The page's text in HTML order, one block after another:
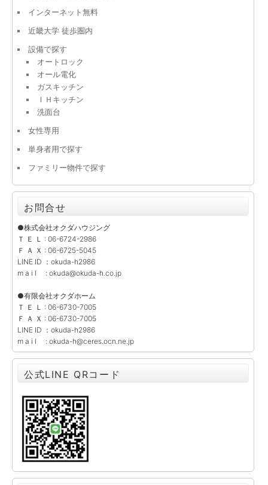
インターネット無料
近畿大学 徒歩圏内
設備で探す
オートロック
オール電化
ガスキッチン
ＩＨキッチン
洗面台
女性専用
単身者用で探す
ファミリー物件で探す
お問合せ
●株式会社オクダハウジング
Ｔ Ｅ Ｌ : 06-6724-2986
Ｆ Ａ Ｘ : 06-6725-5045
LINE ID ：okuda-h2986
m a i l : okuda@okuda-h.co.jp
●有限会社オクダホーム
Ｔ Ｅ Ｌ : 06-6730-7005
Ｆ Ａ Ｘ : 06-6730-7005
LINE ID ：okuda-h2986
m a i l : okuda-h@ceres.ocn.ne.jp
公式LINE QRコード